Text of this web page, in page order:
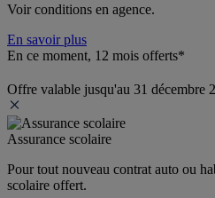
Voir conditions en agence.
En savoir plus
En ce moment, 12 mois offerts*
Offre valable jusqu'au 31 décembre
Assurance scolaire
Pour tout nouveau contrat auto ou
scolaire offert.